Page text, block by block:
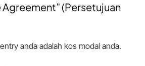
Agreement” (Persetujuan
anda adalah kos modal anda.